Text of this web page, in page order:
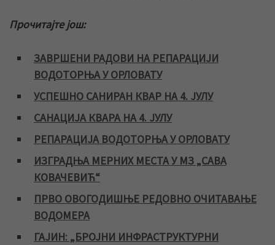
Прочитајте још:
ЗАВРШЕНИ РАДОВИ НА РЕПАРАЦИЈИ
ВОДОТОРЊА У ОРЛОВАТУ
УСПЕШНО САНИРАН КВАР НА 4. ЈУЛУ
САНАЦИЈА КВАРА НА 4. ЈУЛУ
РЕПАРАЦИЈА ВОДОТОРЊА У ОРЛОВАТУ
ИЗГРАДЊА МЕРНИХ МЕСТА У МЗ „САВА
КОВАЧЕВИЋ“
ПРВО ОВОГОДИШЊЕ РЕДОВНО ОЧИТАВАЊЕ
ВОДОМЕРА
ГАЈИН: „БРОЈНИ ИНФРАСТРУКТУРНИ